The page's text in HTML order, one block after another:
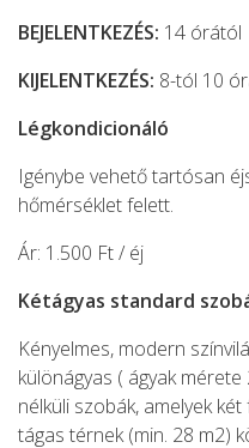
BEJELENTKEZÉS: 14 órától
KIJELENTKEZÉS: 8-tól 10
Légkondicionáló
Igénybe vehető tartósan
hőmérséklet felett.
Ár: 1.500 Ft / éj
Kétágyas standard
Kényelmes, modern
különágyas ( ágyak
nélküli szobák, amelyek
tágas térnek (min. 28 m2)